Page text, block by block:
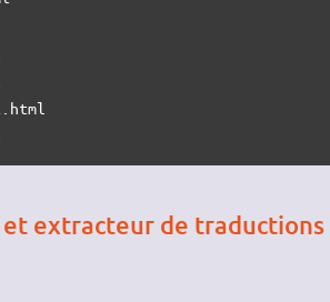
extracteur de traductions